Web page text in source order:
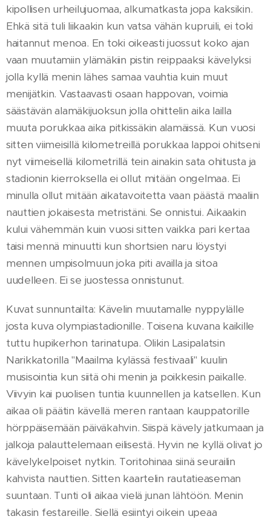
kipollisen urheilujuomaa, alkumatkasta jopa kaksikin.
Ehkä sitä tuli liikaakin kun vatsa vähän kupruili, ei toki
haitannut menoa. En toki oikeasti juossut koko ajan
vaan muutamiin ylämäkiin pistin reippaaksi kävelyksi
jolla kyllä menin lähes samaa vauhtia kuin muut
menijätkin. Vastaavasti osaan happovan, voimia
säästävän alamäkijuoksun jolla ohittelin aika lailla
muuta porukkaa aika pitkissäkin alamäissä. Kun vuosi
sitten viimeisillä kilometreillä porukkaa lappoi ohitseni
nyt viimeisellä kilometrillä tein ainakin sata ohitusta ja
stadionin kierroksella ei ollut mitään ongelmaa. Ei
minulla ollut mitään aikatavoitetta vaan päästä maaliin
nauttien jokaisesta metristäni. Se onnistui. Aikaakin
kului vähemmän kuin vuosi sitten vaikka pari kertaa
taisi mennä minuutti kun shortsien naru löystyi
mennen umpisolmuun joka piti availla ja sitoa
uudelleen. Ei se juostessa onnistunut.
Kuvat sunnuntailta: Kävelin muutamalle nyppylälle
josta kuva olympiastadionille. Toisena kuvana kaikille
tuttu hupikerhon tarinatupa. Olikin Lasipalatsin
Narikkatorilla "Maailma kylässä festivaali" kuulin
musisointia kun siitä ohi menin ja poikkesin paikalle.
Viivyin kai puolisen tuntia kuunnellen ja katsellen. Kun
aikaa oli päätin kävellä meren rantaan kauppatorille
hörppäisemään päiväkahvin. Siispä kävely jatkumaan ja
jalkoja palauttelemaan eilisestä. Hyvin ne kyllä olivat jo
kävelykelpoiset nytkin. Toritohinaa siinä seurailin
kahvista nauttien. Sitten kaartelin rautatieaseman
suuntaan. Tunti oli aikaa vielä junan lähtöön. Menin
takasin festareille. Siellä esiintyi oikein upeaa